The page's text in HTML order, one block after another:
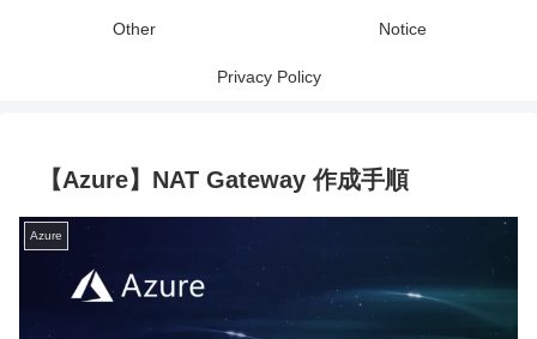
Other Notice
Privacy Policy
【Azure】NAT Gateway 作成手順
Azure